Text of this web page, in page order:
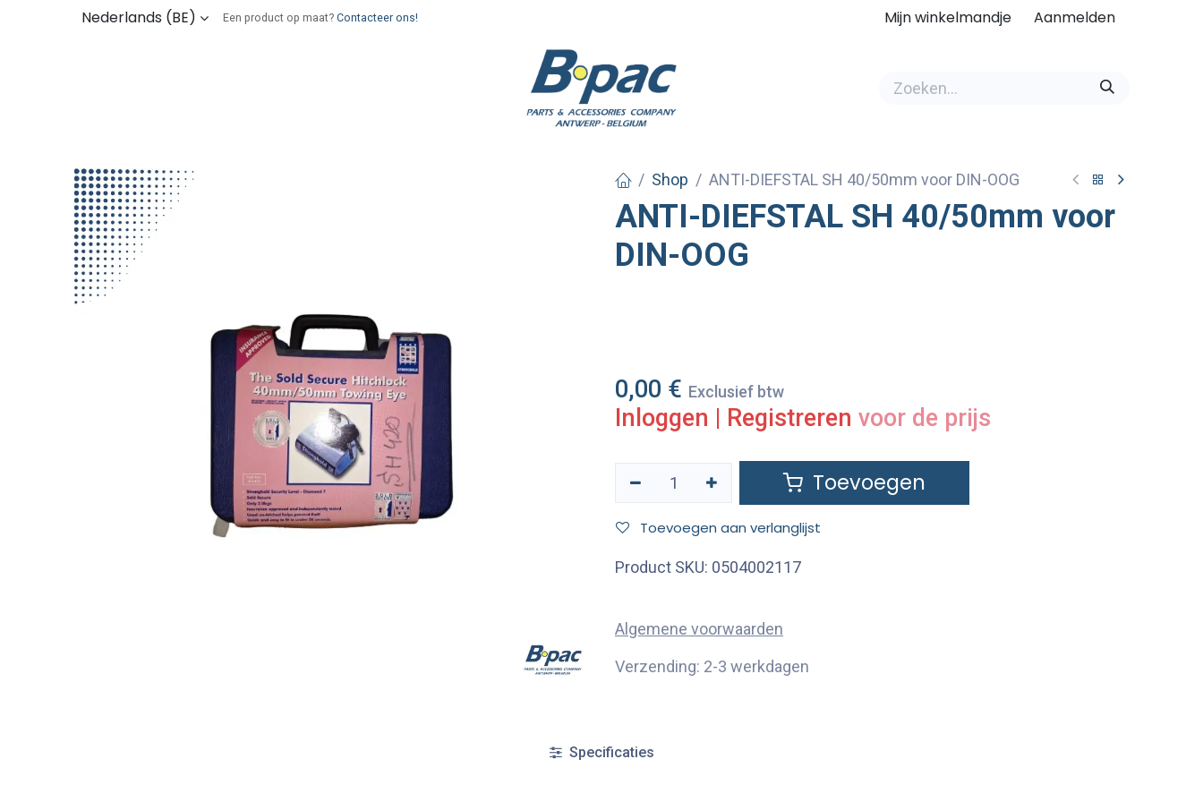
Overslaan naar inhoudNederlands (BE) Een product op maat? Contacteer ons! Mijn winkelmandje Aanmelden
Shop ANTI-DIEFSTAL SH 40/50mm voor DIN-OOG
ANTI-DIEFSTAL SH 40/50mm voor
DIN-OOG
0,00 € Exclusief btw
Inloggen | Registreren voor de prijs
Toevoegen
Toevoegen aan verlanglijst
Product SKU: 0504002117
Algemene voorwaarden
Verzending: 2-3 werkdagen
Specificaties